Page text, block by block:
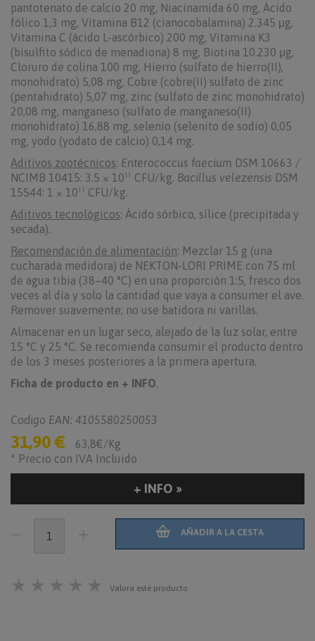
pantotenato de calcio 20 mg, Niacinamida 60 mg, Ácido
fólico 1,3 mg, Vitamina B12 (cianocobalamina) 2.345 μg,
Vitamina C (ácido L-ascórbico) 200 mg, Vitamina K3
(bisulfito sódico de menadiona) 8 mg, Biotina 10.230 μg,
Cloruro de colina 100 mg, Hierro (sulfato de hierro(II),
monohidrato) 5,08 mg, Cobre (cobre(II) sulfato de zinc
(pentahidrato) 5,07 mg, zinc (sulfato de zinc monohidrato)
20,08 mg, manganeso (sulfato de manganeso(II)
monohidrato) 16,88 mg, selenio (selenito de sodio) 0,05
mg, yodo (yodato de calcio) 0,14 mg.
Aditivos zootécnicos: Enterococcus faecium DSM 10663 /
NCIMB 10415: 3.5 × 10¹¹ CFU/kg. Bacillus velezensis DSM
15544: 1 × 10¹¹ CFU/kg.
Aditivos tecnológicos: Ácido sórbico, sílice (precipitada y
secada).
Recomendación de alimentación: Mezclar 15 g (una
cucharada medidora) de NEKTON-LORI PRIME con 75 ml
de agua tibia (38–40 °C) en una proporción 1:5, fresco dos
veces al día y solo la cantidad que vaya a consumer el ave.
Remover suavemente; no use batidora ni varillas.
Almacenar en un lugar seco, alejado de la luz solar, entre
15 °C y 25 °C. Se recomienda consumir el producto dentro
de los 3 meses posteriores a la primera apertura.
Ficha de producto en + INFO.
Codigo EAN: 4105580250053
31,90 €
63,8€/Kg
* Precio con IVA Incluido
+ INFO »
AÑADIR A LA CESTA
★ ★ ★ ★ ★ Valora este producto